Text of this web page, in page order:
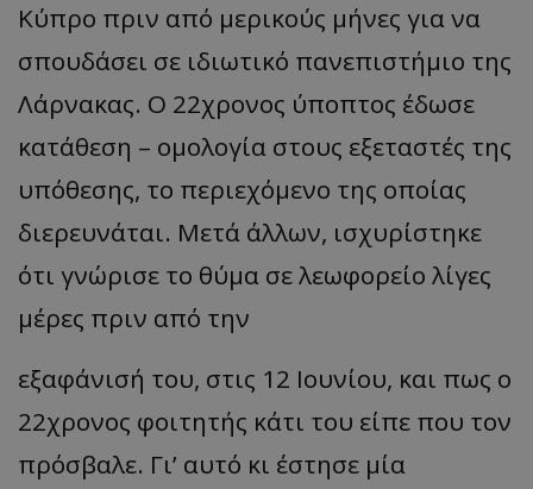
Κύπρο πριν από μερικούς μήνες για να
σπουδάσει σε ιδιωτικό πανεπιστήμιο της
Λάρνακας. Ο 22χρονος ύποπτος έδωσε
κατάθεση – ομολογία στους εξεταστές της
υπόθεσης, το περιεχόμενο της οποίας
διερευνάται. Μετά άλλων, ισχυρίστηκε
ότι γνώρισε το θύμα σε λεωφορείο λίγες
μέρες πριν από την
εξαφάνισή του, στις 12 Ιουνίου, και πως ο
22χρονος φοιτητής κάτι του είπε που τον
πρόσβαλε. Γι’ αυτό κι έστησε μία